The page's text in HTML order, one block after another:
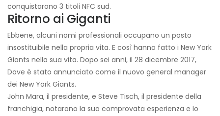
conquistarono 3 titoli NFC sud.
Ritorno ai Giganti
Ebbene, alcuni nomi professionali occupano un posto
insostituibile nella propria vita. E così hanno fatto i New York
Giants nella sua vita. Dopo sei anni, il 28 dicembre 2017,
Dave è stato annunciato come il nuovo general manager
dei New York Giants.
John Mara, il presidente, e Steve Tisch, il presidente della
franchigia, notarono la sua comprovata esperienza e lo